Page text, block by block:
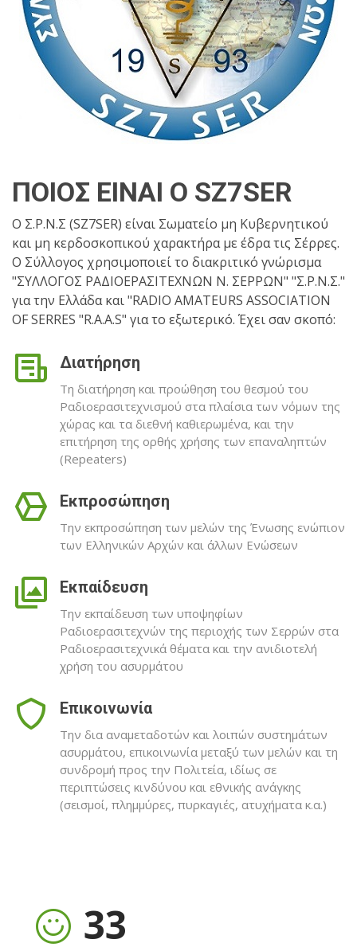
ΕΠΑΝΑΛΛΗΠΤΕΣ
διαχειρίζεται ο σύλλογος.
ΔΙΑΒΆΣΤΕ ΠΕΡΙΣΣΌΤΕΡΑ
Προηγούμενο
ΠΟΙΟΣ ΕΙΝΑΙ Ο SZ7SER
Ο Σ.Ρ.Ν.Σ (SZ7SER) είναι Σωματείο μη Κυβερνητικού
και μη κερδοσκοπικού χαρακτήρα με έδρα τις Σέρρες.
Ο Σύλλογος χρησιμοποιεί το διακριτικό γνώρισμα
"ΣΥΛΛΟΓΟΣ ΡΑΔΙΟΕΡΑΣΙΤΕΧΝΩΝ Ν. ΣΕΡΡΩΝ" "Σ.Ρ.Ν.Σ."
για την Ελλάδα και "RADIO AMATEURS ASSOCIATION
OF SERRES "R.A.A.S" για το εξωτερικό. Έχει σαν σκοπό:
Διατήρηση
Τη διατήρηση και προώθηση του θεσμού του
Ραδιοερασιτεχνισμού στα πλαίσια των νόμων της
χώρας και τα διεθνή καθιερωμένα, και την
επιτήρηση της ορθής χρήσης των επαναληπτών
(Repeaters)
Εκπροσώπηση
Την εκπροσώπηση των μελών της Ένωσης ενώπιον
των Ελληνικών Αρχών και άλλων Ενώσεων
Εκπαίδευση
Την εκπαίδευση των υποψηφίων
Ραδιοερασιτεχνών της περιοχής των Σερρών στα
Ραδιοερασιτεχνικά θέματα και την ανιδιοτελή
χρήση του ασυρμάτου
Επικοινωνία
Την δια αναμεταδοτών και λοιπών συστημάτων
ασυρμάτου, επικοινωνία μεταξύ των μελών και τη
συνδρομή προς την Πολιτεία, ιδίως σε
περιπτώσεις κινδύνου και εθνικής ανάγκης
(σεισμοί, πλημμύρες, πυρκαγιές, ατυχήματα κ.α.)
33